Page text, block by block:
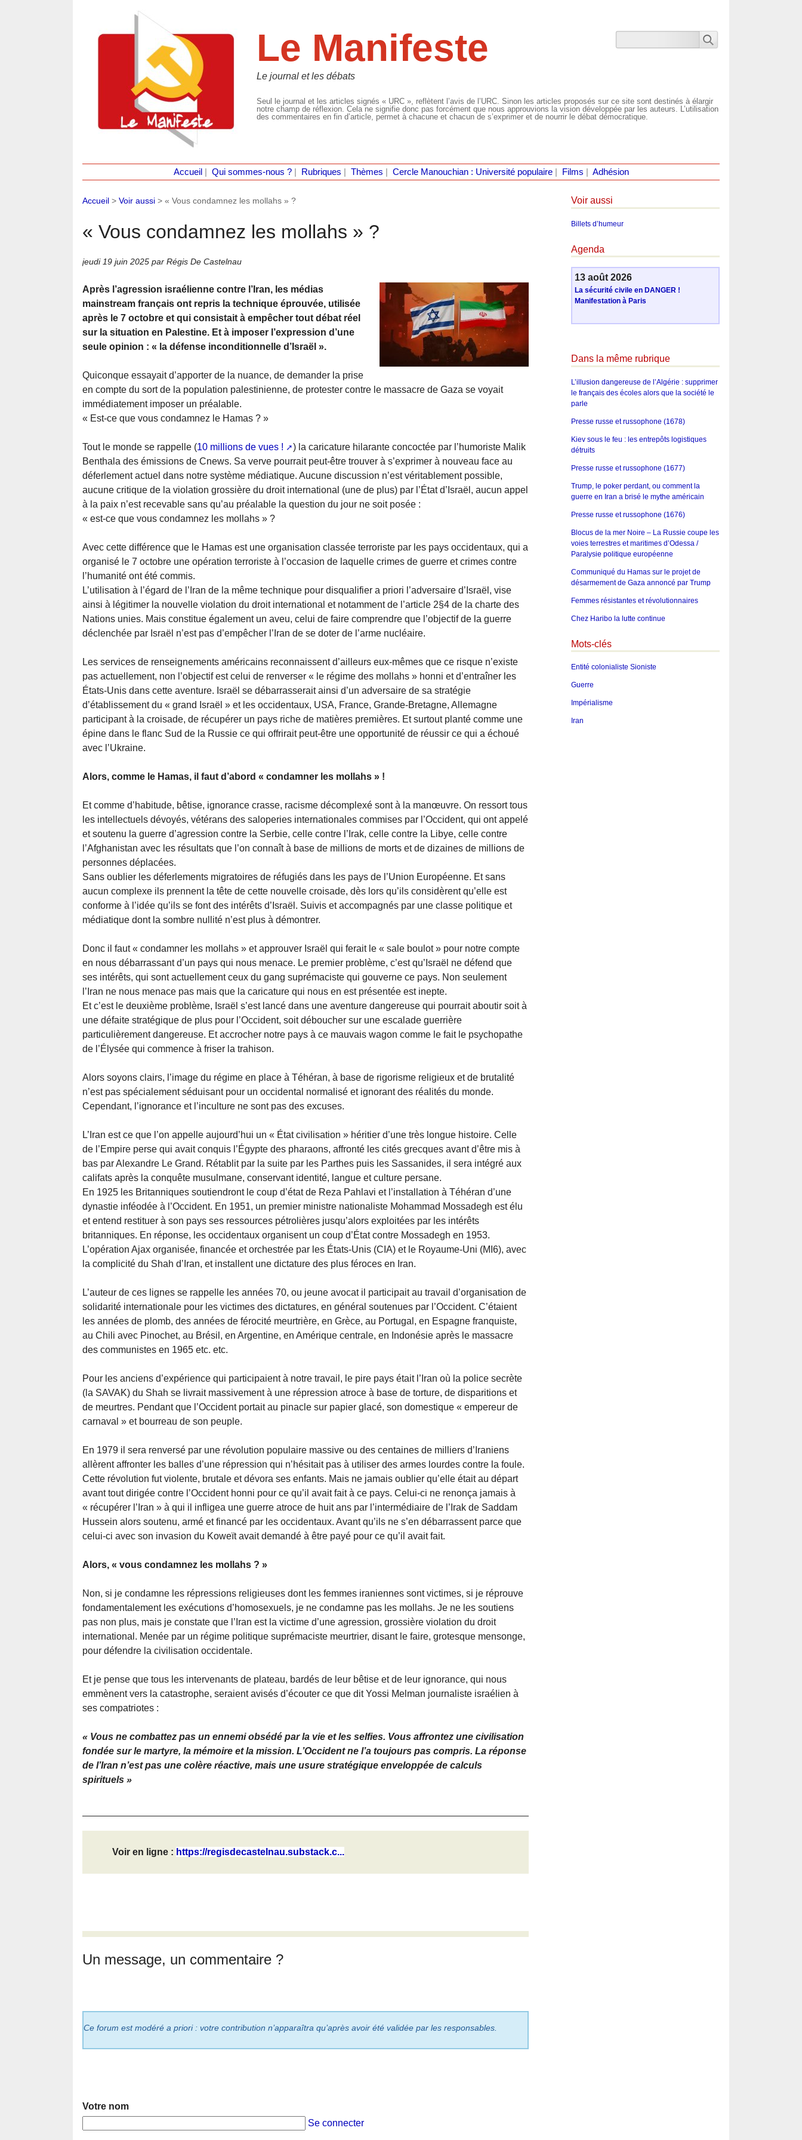
Le Manifeste
Le journal et les débats
Seul le journal et les articles signés « URC », reflètent l’avis de l’URC. Sinon les articles proposés sur ce site sont destinés à élargir
notre champ de réflexion. Cela ne signifie donc pas forcément que nous approuvions la vision développée par les auteurs. L’utilisation
des commentaires en fin d’article, permet à chacune et chacun de s’exprimer et de nourrir le débat démocratique.
Accueil Qui sommes-nous ?| Rubriques Thèmes Cercle Manouchian : Université populaire| Films Adhésion
Accueil > Voir aussi > « Vous condamnez les mollahs » ?
« Vous condamnez les mollahs » ?
jeudi 19 juin 2025 par Régis De Castelnau
Après l’agression israélienne contre l’Iran, les médias
mainstream français ont repris la technique éprouvée, utilisée
après le 7 octobre et qui consistait à empêcher tout débat réel
sur la situation en Palestine. Et à imposer l’expression d’une
seule opinion : « la défense inconditionnelle d’Israël ».
Quiconque essayait d’apporter de la nuance, de demander la prise
en compte du sort de la population palestinienne, de protester contre le massacre de Gaza se voyait
immédiatement imposer un préalable.
« Est-ce que vous condamnez le Hamas ? »
Tout le monde se rappelle (10 millions de vues !
) la caricature hilarante concoctée par l’humoriste Malik
Benthala des émissions de Cnews. Sa verve pourrait peut-être trouver à s’exprimer à nouveau face au
déferlement actuel dans notre système médiatique. Aucune discussion n’est véritablement possible,
aucune critique de la violation grossière du droit international (une de plus) par l’État d’Israël, aucun appel
à la paix n’est recevable sans qu’au préalable la question du jour ne soit posée :
« est-ce que vous condamnez les mollahs » ?
Avec cette différence que le Hamas est une organisation classée terroriste par les pays occidentaux, qui a
organisé le 7 octobre une opération terroriste à l’occasion de laquelle crimes de guerre et crimes contre
l’humanité ont été commis.
L’utilisation à l’égard de l’Iran de la même technique pour disqualifier a priori l’adversaire d’Israël, vise
ainsi à légitimer la nouvelle violation du droit international et notamment de l’article 2§4 de la charte des
Nations unies. Mais constitue également un aveu, celui de faire comprendre que l’objectif de la guerre
déclenchée par Israël n’est pas d’empêcher l’Iran de se doter de l’arme nucléaire.
Les services de renseignements américains reconnaissent d’ailleurs eux-mêmes que ce risque n’existe
pas actuellement, non l’objectif est celui de renverser « le régime des mollahs » honni et d’entraîner les
États-Unis dans cette aventure. Israël se débarrasserait ainsi d’un adversaire de sa stratégie
d’établissement du « grand Israël » et les occidentaux, USA, France, Grande-Bretagne, Allemagne
participant à la croisade, de récupérer un pays riche de matières premières. Et surtout planté comme une
épine dans le flanc Sud de la Russie ce qui offrirait peut-être une opportunité de réussir ce qui a échoué
avec l’Ukraine.
Alors, comme le Hamas, il faut d’abord « condamner les mollahs » !
Et comme d’habitude, bêtise, ignorance crasse, racisme décomplexé sont à la manœuvre. On ressort tous
les intellectuels dévoyés, vétérans des saloperies internationales commises par l’Occident, qui ont appelé
et soutenu la guerre d’agression contre la Serbie, celle contre l’Irak, celle contre la Libye, celle contre
l’Afghanistan avec les résultats que l’on connaît à base de millions de morts et de dizaines de millions de
personnes déplacées.
Sans oublier les déferlements migratoires de réfugiés dans les pays de l’Union Européenne. Et sans
aucun complexe ils prennent la tête de cette nouvelle croisade, dès lors qu’ils considèrent qu’elle est
conforme à l’idée qu’ils se font des intérêts d’Israël. Suivis et accompagnés par une classe politique et
médiatique dont la sombre nullité n’est plus à démontrer.
Donc il faut « condamner les mollahs » et approuver Israël qui ferait le « sale boulot » pour notre compte
en nous débarrassant d’un pays qui nous menace. Le premier problème, c’est qu’Israël ne défend que
ses intérêts, qui sont actuellement ceux du gang suprémaciste qui gouverne ce pays. Non seulement
l’Iran ne nous menace pas mais que la caricature qui nous en est présentée est inepte.
Et c’est le deuxième problème, Israël s’est lancé dans une aventure dangereuse qui pourrait aboutir soit à
une défaite stratégique de plus pour l’Occident, soit déboucher sur une escalade guerrière
particulièrement dangereuse. Et accrocher notre pays à ce mauvais wagon comme le fait le psychopathe
de l’Élysée qui commence à friser la trahison.
Alors soyons clairs, l’image du régime en place à Téhéran, à base de rigorisme religieux et de brutalité
n’est pas spécialement séduisant pour un occidental normalisé et ignorant des réalités du monde.
Cependant, l’ignorance et l’inculture ne sont pas des excuses.
L’Iran est ce que l’on appelle aujourd’hui un « État civilisation » héritier d’une très longue histoire. Celle
de l’Empire perse qui avait conquis l’Égypte des pharaons, affronté les cités grecques avant d’être mis à
bas par Alexandre Le Grand. Rétablit par la suite par les Parthes puis les Sassanides, il sera intégré aux
califats après la conquête musulmane, conservant identité, langue et culture persane.
En 1925 les Britanniques soutiendront le coup d’état de Reza Pahlavi et l’installation à Téhéran d’une
dynastie inféodée à l’Occident. En 1951, un premier ministre nationaliste Mohammad Mossadegh est élu
et entend restituer à son pays ses ressources pétrolières jusqu’alors exploitées par les intérêts
britanniques. En réponse, les occidentaux organisent un coup d’État contre Mossadegh en 1953.
L’opération Ajax organisée, financée et orchestrée par les États-Unis (CIA) et le Royaume-Uni (MI6), avec
la complicité du Shah d’Iran, et installent une dictature des plus féroces en Iran.
L’auteur de ces lignes se rappelle les années 70, ou jeune avocat il participait au travail d’organisation de
solidarité internationale pour les victimes des dictatures, en général soutenues par l’Occident. C’étaient
les années de plomb, des années de férocité meurtrière, en Grèce, au Portugal, en Espagne franquiste,
au Chili avec Pinochet, au Brésil, en Argentine, en Amérique centrale, en Indonésie après le massacre
des communistes en 1965 etc. etc.
Pour les anciens d’expérience qui participaient à notre travail, le pire pays était l’Iran où la police secrète
(la SAVAK) du Shah se livrait massivement à une répression atroce à base de torture, de disparitions et
de meurtres. Pendant que l’Occident portait au pinacle sur papier glacé, son domestique « empereur de
carnaval » et bourreau de son peuple.
En 1979 il sera renversé par une révolution populaire massive ou des centaines de milliers d’Iraniens
allèrent affronter les balles d’une répression qui n’hésitait pas à utiliser des armes lourdes contre la foule.
Cette révolution fut violente, brutale et dévora ses enfants. Mais ne jamais oublier qu’elle était au départ
avant tout dirigée contre l’Occident honni pour ce qu’il avait fait à ce pays. Celui-ci ne renonça jamais à
« récupérer l’Iran » à qui il infligea une guerre atroce de huit ans par l’intermédiaire de l’Irak de Saddam
Hussein alors soutenu, armé et financé par les occidentaux. Avant qu’ils ne s’en débarrassent parce que
celui-ci avec son invasion du Koweït avait demandé à être payé pour ce qu’il avait fait.
Alors, « vous condamnez les mollahs ? »
Non, si je condamne les répressions religieuses dont les femmes iraniennes sont victimes, si je réprouve
fondamentalement les exécutions d’homosexuels, je ne condamne pas les mollahs. Je ne les soutiens
pas non plus, mais je constate que l’Iran est la victime d’une agression, grossière violation du droit
international. Menée par un régime politique suprémaciste meurtrier, disant le faire, grotesque mensonge,
pour défendre la civilisation occidentale.
Et je pense que tous les intervenants de plateau, bardés de leur bêtise et de leur ignorance, qui nous
emmènent vers la catastrophe, seraient avisés d’écouter ce que dit Yossi Melman journaliste israélien à
ses compatriotes :
« Vous ne combattez pas un ennemi obsédé par la vie et les selfies. Vous affrontez une civilisation
fondée sur le martyre, la mémoire et la mission. L’Occident ne l’a toujours pas compris. La réponse
de l’Iran n’est pas une colère réactive, mais une usure stratégique enveloppée de calculs
spirituels »
Voir en ligne : https://regisdecastelnau.substack.c...
Un message, un commentaire ?
Ce forum est modéré a priori : votre contribution n’apparaîtra qu’après avoir été validée par les responsables.
Votre nom
Se connecter
Voir aussi
Billets d’humeur
Agenda
13 août 2026
La sécurité civile en DANGER !
Manifestation à Paris
Dans la même rubrique
L’illusion dangereuse de l’Algérie : supprimer
le français des écoles alors que la société le
parle
Presse russe et russophone (1678)
Kiev sous le feu : les entrepôts logistiques
détruits
Presse russe et russophone (1677)
Trump, le poker perdant, ou comment la
guerre en Iran a brisé le mythe américain
Presse russe et russophone (1676)
Blocus de la mer Noire – La Russie coupe les
voies terrestres et maritimes d’Odessa /
Paralysie politique européenne
Communiqué du Hamas sur le projet de
désarmement de Gaza annoncé par Trump
Femmes résistantes et révolutionnaires
Chez Haribo la lutte continue
Mots-clés
Entité colonialiste Sioniste
Guerre
Impérialisme
Iran